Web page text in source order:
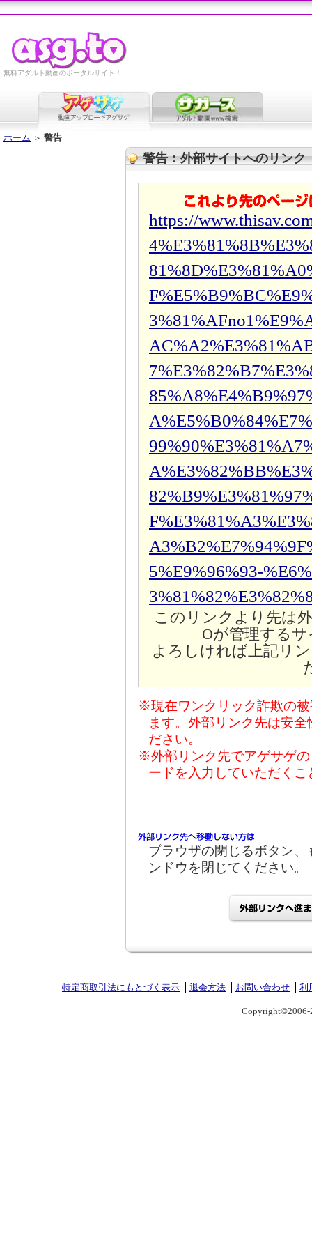
無料アダルト動画のポータルサイト！
ホーム ＞ 警告
警告：外部サイトへのリンク
https://
5%E9%96%93-
このリンクより先は
Oが管理する
よろしければ上記リ
※現在ワンクリック詐欺の
ます。外部リンク先は安
ださい。
※外部リンク先でアゲサゲ
ードを入力していただく
ブラウザの閉じるボタン
ンドウを閉じてください。
特定商取引法にもとづく表示 退会方法 お問い合わせ 利
Copyright©2006-